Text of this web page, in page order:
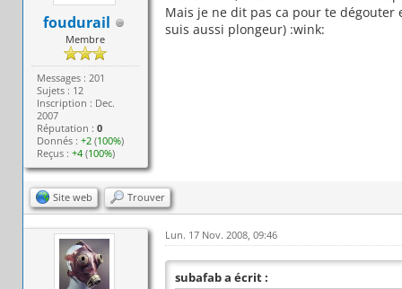
foudurail
Membre
Messages : 201
Sujets : 12
Inscription : Dec.
2007
Réputation :0
Donnés :+2 (100%)
Reçus :+4 (100%)
Mais je ne dit pas ca pour te
suis aussi plongeur) :wink:
Site web Trouver
Lun. 17 Nov. 2008, 09:46
subafab a écrit :